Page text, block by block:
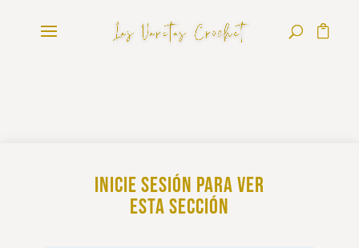
Inicie sesión para ver
esta sección